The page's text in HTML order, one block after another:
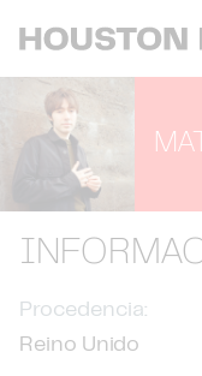
Procedencia:
Reino Unido